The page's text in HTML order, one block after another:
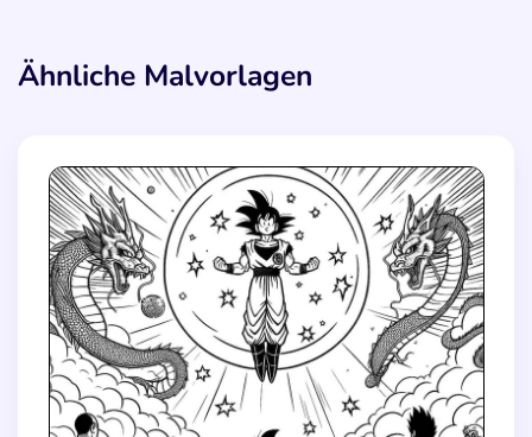
Ähnliche Malvorlagen